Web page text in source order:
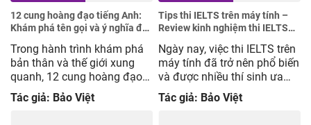
12 cung hoàng đạo tiếng Anh:
Khám phá tên gọi và ý nghĩa đầy
Trong hành trình khám phá
bản thân và thế giới xung
quanh, 12 cung hoàng đạo
mở ra một không gian đầy
màu sắc và bí ẩn, thu hút sự
Tác giả: Bảo Việt
Tips thi IELTS trên máy tính –
Review kinh nghiệm thi IELTS
Ngày nay, việc thi IELTS trên
máy tính đã trở nên phổ biến
và được nhiều thí sinh ưa
chuộng. Bởi hình thức thi
này không chỉ mang lại sự
Tác giả: Bảo Việt